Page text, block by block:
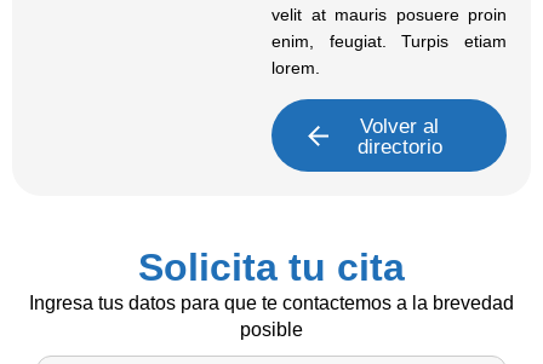
velit at mauris posuere proin
enim, feugiat. Turpis etiam
lorem.
Volver al
directorio
Solicita tu cita
Ingresa tus datos para que te contactemos a la brevedad
posible